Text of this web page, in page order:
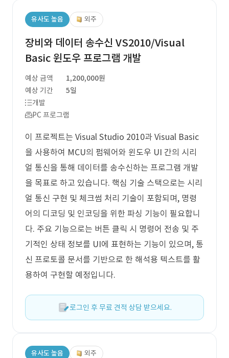
유사도 높음 외주
장비와 데이터 송수신 VS2010/Visual
Basic 윈도우 프로그램 개발
예상 금액
1,200,000원
예상 기간
5일
개발
PC 프로그램
이 프로젝트는 Visual Studio 2010과 Visual Basic
을 사용하여 MCU의 펌웨어와 윈도우 UI 간의 시리
얼 통신을 통해 데이터를 송수신하는 프로그램 개발
을 목표로 하고 있습니다. 핵심 기술 스택으로는 시리
얼 통신 구현 및 체크썸 처리 기술이 포함되며, 명령
어의 디코딩 및 인코딩을 위한 파싱 기능이 필요합니
다. 주요 기능으로는 버튼 클릭 시 명령어 전송 및 주
기적인 상태 정보를 UI에 표현하는 기능이 있으며, 통
신 프로토콜 문서를 기반으로 한 해석용 텍스트를 활
용하여 구현할 예정입니다.
로그인 후 무료 견적 상담 받으세요.
유사도 높음 외주